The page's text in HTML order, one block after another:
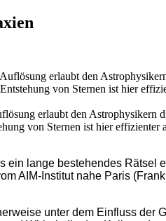
erlaubt den Astrophysikern
von Sternen ist hier
lange bestehendes
AIM-Institut nahe Paris
unter dem Einfluss der